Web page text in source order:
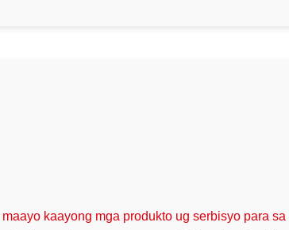
kaayong mga produkto ug serbisyo para